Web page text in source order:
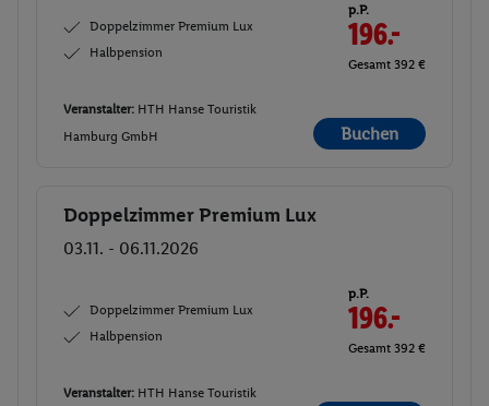
Doppelzimmer Premium Lux
Halbpension
p.P.
196.-
Gesamt 392 €
Veranstalter: HTH Hanse Touristik
Hamburg GmbH
Buchen
Buchen
Doppelzimmer Premium Lux
03.11. - 06.11.2026
Doppelzimmer Premium Lux
Halbpension
p.P.
196.-
Gesamt 392 €
Veranstalter: HTH Hanse Touristik